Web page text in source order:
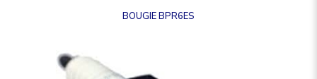
BOUGIE BPR6ES